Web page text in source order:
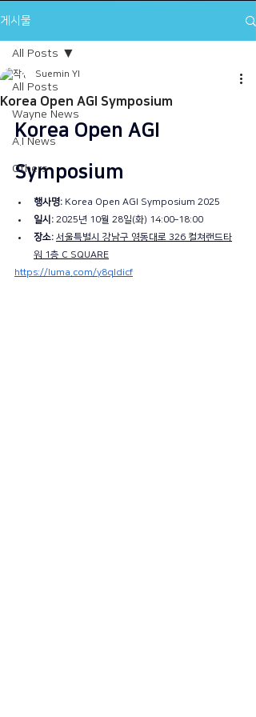
게시물
All Posts
Wayne News
A.I News
Others
All Posts
Korea Open AGI Symposium
Suemin YI
Korea Open AGI
Symposium
행사명: Korea Open AGI Symposium 2025
일시: 2025년 10월 28일(화) 14:00–18:00
장소: 서울특별시 강남구 영동대로 326 컬쳐랜드타
워 1층 C SQUARE
https://luma.com/y8qldicf